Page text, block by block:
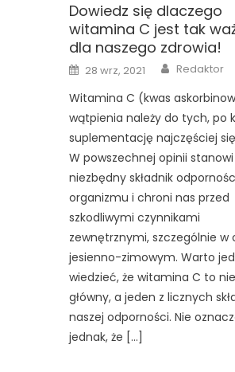
Dowiedz się dlaczego
witamina C jest tak
dla naszego zdrowia!
Posted
on
28 wrz, 2021 Author
Redaktor
Witamina C (kwas
wątpienia należy do tych, po
suplementację najczęściej
W powszechnej opinii
niezbędny składnik
organizmu i chroni nas przed
szkodliwymi czynnikami
zewnętrznymi, szczególnie w
jesienno-zimowym. Warto
wiedzieć, że witamina C to nie
główny, a jeden z licznych
naszej odporności. Nie
jednak, że […]